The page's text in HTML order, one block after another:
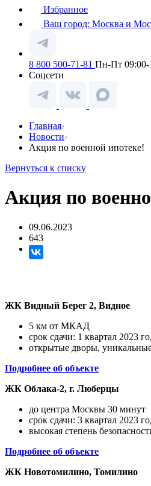
Избранное
Ваш город: Москва и
8 800 500-71-81 Пн-Пт 09:00-
Соцсети
Главная
Новости
Акция по военной ипотеке!
Вернуться к списку
Акция по
09.06.2023
643
ЖК Видный Берег 2, Видное
5 км от МКАД
срок сдачи: 1 квартал 2023
открытые дворы,
Подробнее об объекте
ЖК Облака-2, г. Люберцы
до центра Москвы 30 минут
срок сдачи: 3 квартал 2023
высокая степень
Подробнее об объекте
ЖК Новотомилино, Томилино